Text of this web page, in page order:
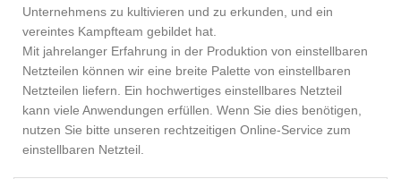
Unternehmens zu kultivieren und zu erkunden, und ein
vereintes Kampfteam gebildet hat.
Mit jahrelanger Erfahrung in der Produktion von einstellbaren
Netzteilen können wir eine breite Palette von einstellbaren
Netzteilen liefern. Ein hochwertiges einstellbares Netzteil
kann viele Anwendungen erfüllen. Wenn Sie dies benötigen,
nutzen Sie bitte unseren rechtzeitigen Online-Service zum
einstellbaren Netzteil.